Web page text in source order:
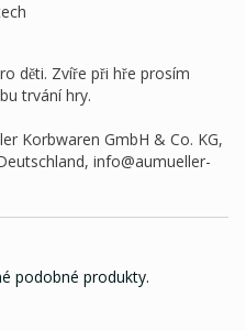
děti. Zvíře při hře prosím
trvání hry.
Korbwaren GmbH & Co. KG,
info@aumueller-
podobné produkty.